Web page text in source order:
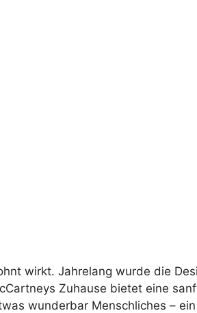
wirkt. Jahrelang wurde die
Zuhause bietet eine
wunderbar Menschliches –